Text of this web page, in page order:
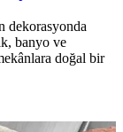
dekorasyonda
banyo ve
doğal bir